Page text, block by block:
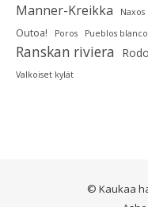
Manner-Kreikka Naxos
Outoa!
Poros Pueblos
Ranskan riviera
Valkoiset kylät
© Kaukaa